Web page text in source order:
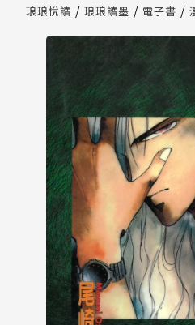
【公告】琅琅
【公告】琅琅
【公告】因
琅琅悅讀 琅琅讀墨 電子書